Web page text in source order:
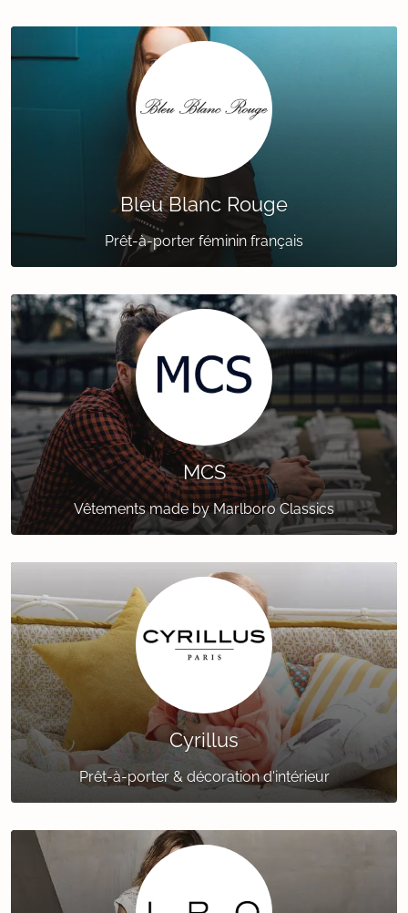
Bleu Blanc Rouge
Prêt-à-porter féminin français
MCS
Vêtements made by Marlboro Classics
Cyrillus
Prêt-à-porter & décoration d'intérieur